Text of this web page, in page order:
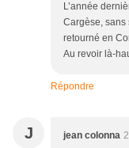
L’année
Cargèse, sans
retourné en
Au revoir là-
Répondre
J jean colonna